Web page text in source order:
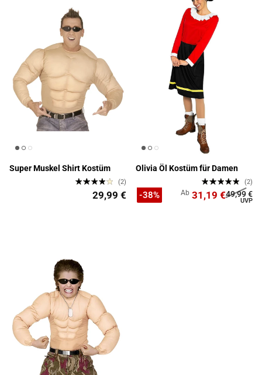
Super Muskel Shirt Kostüm
(2)
29,99 €
Olivia Öl Kostüm für Damen
(2)
Ab 31,19 €49,99 €
-38%